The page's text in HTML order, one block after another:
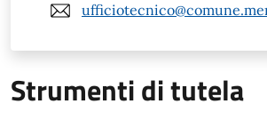
Strumenti di tutela